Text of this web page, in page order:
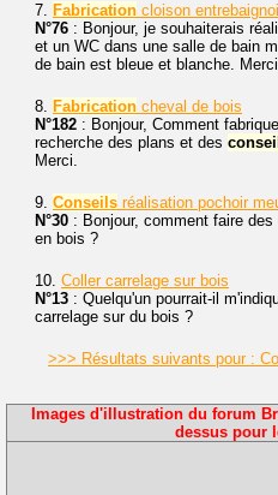
7. Fabrication cloison
N°76 : Bonjour, je souhaiterais
et un WC dans une salle de bain
de bain est bleue et blanche.
8. Fabrication cheval de bois
N°182 : Bonjour, Comment
recherche des plans et des
Merci.
9. Conseils réalisation pochoir
N°30 : Bonjour, comment faire
en bois ?
10. Coller carrelage sur bois
N°13 : Quelqu'un pourrait-il
carrelage sur du bois ?
>>> Résultats suivants pour :
Images d'illustration du forum
dessus pour